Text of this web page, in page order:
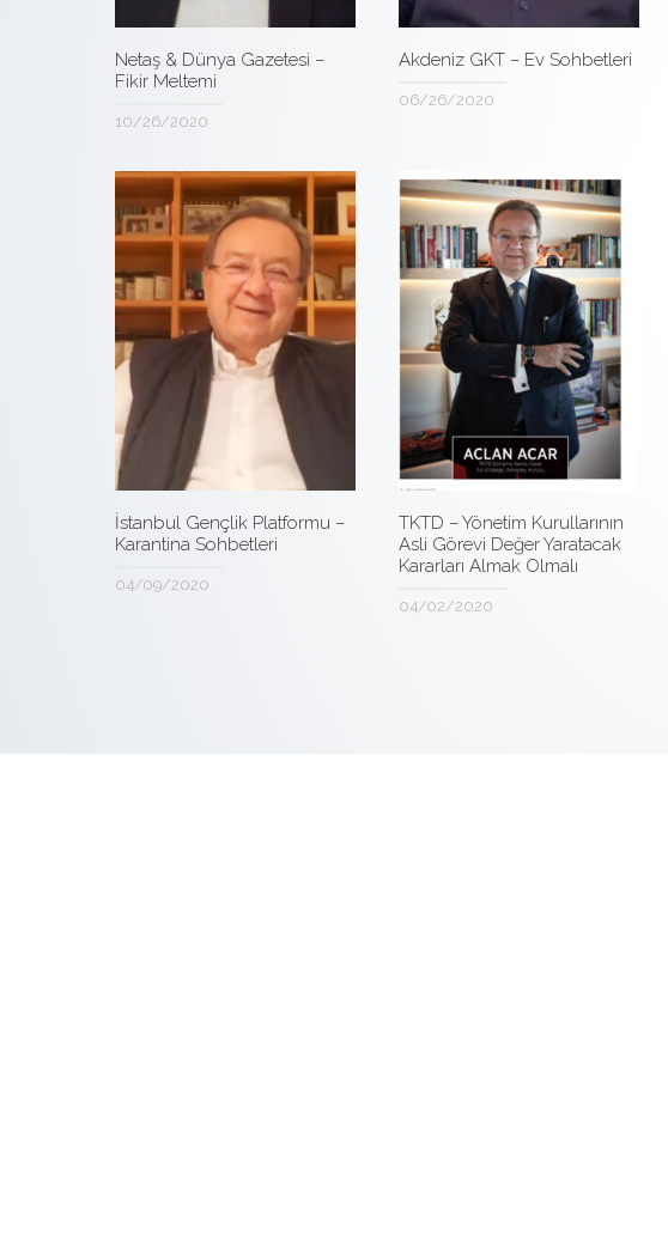
Netaş & Dünya Gazetesi –
Fikir Meltemi
10/26/2020
Akdeniz GKT – Ev Sohbetleri
06/26/2020
İstanbul Gençlik Platformu –
Karantina Sohbetleri
04/09/2020
TKTD – Yönetim Kurullarının
Asli Görevi Değer Yaratacak
Kararları Almak Olmalı
04/02/2020